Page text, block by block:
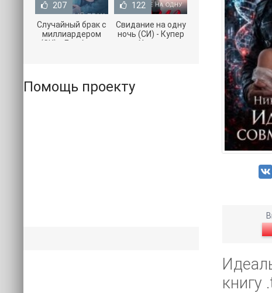
книгу
207
Случайный брак с
миллиардером
(СИ) - Лав Агата
122
Свидание на одну
ночь (СИ) - Купер
Хелен
Помощь проекту